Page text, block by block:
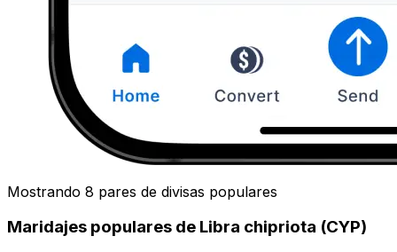
Mostrando 8 pares de divisas populares
Maridajes populares de Libra chipriota (CYP)